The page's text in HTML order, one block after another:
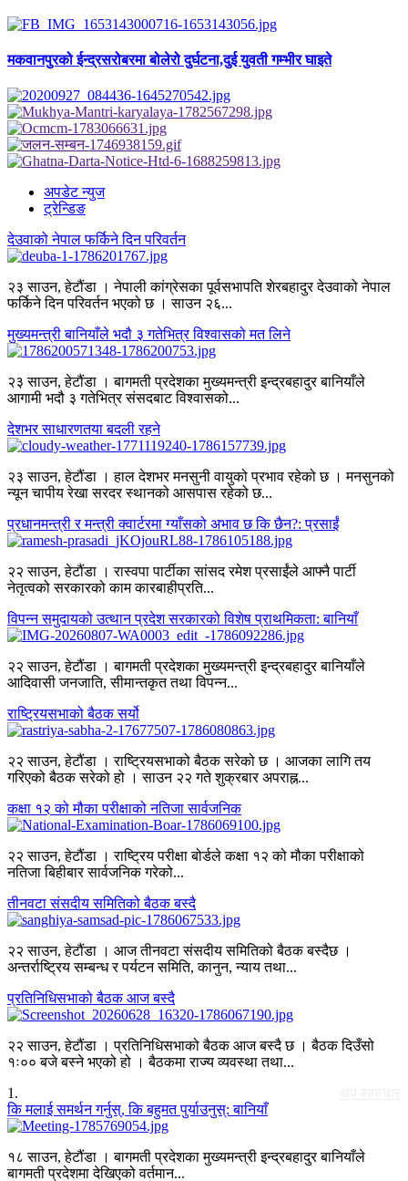
मकवानपुरको ईन्द्रसरोबरमा बोलेरो दुर्घटना,दुई युवती गम्भीर घाइते
अपडेट न्युज
ट्रेन्डिङ
देउवाको नेपाल फर्किने दिन परिवर्तन
२३ साउन, हेटौंडा । नेपाली कांग्रेसका पूर्वसभापति शेरबहादुर देउवाको नेपाल
फर्किने दिन परिवर्तन भएको छ । साउन २६...
मुख्यमन्त्री बानियाँले भदौ ३ गतेभित्र विश्वासको मत लिने
२३ साउन, हेटौंडा । बागमती प्रदेशका मुख्यमन्त्री इन्द्रबहादुर बानियाँले
आगामी भदौ ३ गतेभित्र संसदबाट विश्वासको...
देशभर साधारणतया बदली रहने
२३ साउन, हेटौंडा । हाल देशभर मनसुनी वायुको प्रभाव रहेको छ । मनसुनको
न्यून चापीय रेखा सरदर स्थानको आसपास रहेको छ...
प्रधानमन्त्री र मन्त्री क्वार्टरमा ग्याँसको अभाव छ कि छैन?: प्रसाईं
२२ साउन, हेटौंडा । रास्वपा पार्टीका सांसद रमेश प्रसाईंले आफ्नै पार्टी
नेतृत्वको सरकारको काम कारबाहीप्रति...
विपन्न समुदायको उत्थान प्रदेश सरकारको विशेष प्राथमिकता: बानियाँ
२२ साउन, हेटौंडा । बागमती प्रदेशका मुख्यमन्त्री इन्द्रबहादुर बानियाँले
आदिवासी जनजाति, सीमान्तकृत तथा विपन्न...
राष्ट्रियसभाको बैठक सर्यो
२२ साउन, हेटौंडा । राष्ट्रियसभाको बैठक सरेको छ । आजका लागि तय
गरिएको बैठक सरेको हो । साउन २२ गते शुक्रबार अपराह्न...
कक्षा १२ को मौका परीक्षाको नतिजा सार्वजनिक
२२ साउन, हेटौंडा । राष्ट्रिय परीक्षा बोर्डले कक्षा १२ को मौका परीक्षाको
नतिजा बिहीबार सार्वजनिक गरेको...
तीनवटा संसदीय समितिको बैठक बस्दै
२२ साउन, हेटौंडा । आज तीनवटा संसदीय समितिको बैठक बस्दैछ ।
अन्तर्राष्ट्रिय सम्बन्ध र पर्यटन समिति, कानुन, न्याय तथा...
प्रतिनिधिसभाको बैठक आज बस्दै
२२ साउन, हेटौंडा । प्रतिनिधिसभाको बैठक आज बस्दै छ । बैठक दिउँसो
१ः०० बजे बस्ने भएको हो । बैठकमा राज्य व्यवस्था तथा...
1 .
कि मलाई समर्थन गर्नुस्, कि बहुमत पुर्याउनुस्: बानियाँ
१८ साउन, हेटौंडा । बागमती प्रदेशका मुख्यमन्त्री इन्द्रबहादुर बानियाँले
बागमती प्रदेशमा देखिएको वर्तमान...